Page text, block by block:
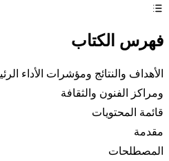
فهرس الكتاب
الأهداف والنتائج ومؤشرات الأداء
ومراكز الفنون والثقافة
قائمة المحتويات
مقدمة
المصطلحات